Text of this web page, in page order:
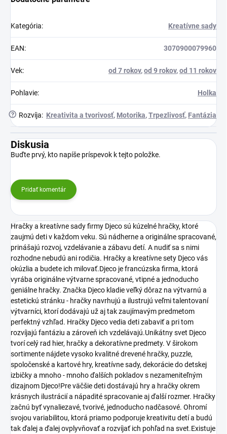
Kategória: Kreatívne sady
EAN: 3070900079960
Vek: od 7 rokov,od 9 rokov,od 11 rokov
Pohlavie: Holka
? Rozvíja: Kreativita a tvorivosť, Motorika,Trpezlivosť, Fantázia
Diskusia
Buďte prvý, kto napíše príspevok k tejto položke.
Pridať komentár
Hračky a kreatívne sady firmy Djeco sú kúzelné hračky, ktoré
zaujmú deti v každom veku. Sú nádherne a originálne spracované,
prinášajú rozvoj, vzdelávanie a zábavu detí. A nudiť sa s nimi
rozhodne nebudú ani rodičia. Hračky a kreatívne sety Djeco vás
okúzlia a budete ich milovať.Djeco je francúzska firma, ktorá
vyrába originálne výtvarne spracované, vtipné a jednoducho
geniálne hračky. Značka Djeco kladie veľký dôraz na výtvarnú a
estetickú stránku - hračky navrhujú a ilustrujú veľmi talentovaní
výtvarníci, ktorí dodávajú už aj tak zaujímavým predmetom
perfektný vzhľad. Hračky Djeco vedia deti zabaviť a pri tom
rozvíjajú fantáziu a zároveň ich vzdelávajú.Unikátny svet Djeco
tvorí celý rad hier, hračky a dekoratívne predmety. V širokom
sortimente nájdete vysoko kvalitné drevené hračky, puzzle,
spoločenské a kartové hry, kreatívne sady, dekorácie do detskej
izbičky a mnoho - mnoho ďalších pokladov s nezameniteľným
dizajnom Djeco!Pre väčšie deti dostávajú hry a hračky okrem
krásnych ilustrácií a nápadité spracovanie aj ďalší rozmer. Hračky
začnú byť vynaliezavé, tvorivé, jednoducho nadčasové. Ohromí
svojou variabilitou, ktorá priamo podporuje kreativitu detí a budú
tak ďalej a ďalej ovplyvňovať a rozvíjať ich pohľad na svet.Existuje